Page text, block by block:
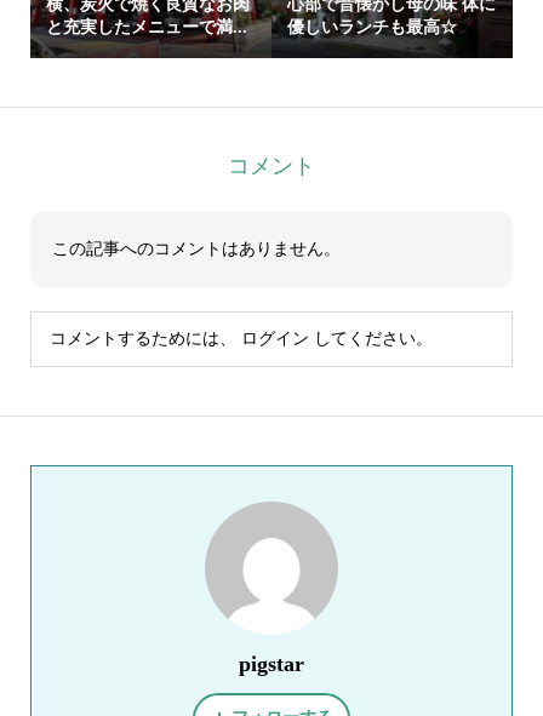
横、炭火で焼く良質なお肉
と充実したメニューで満...
心部で昔懐かし母の味 体に
優しいランチも最高☆
コメント
この記事へのコメントはありません。
コメントするためには、 ログイン してください。
pigstar